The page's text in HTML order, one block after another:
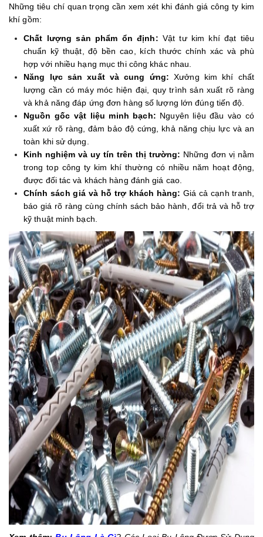
Những tiêu chí quan trọng cần xem xét khi đánh giá công ty kim
khí gồm:
Chất lượng sản phẩm ổn định: Vật tư kim khí đạt tiêu
chuẩn kỹ thuật, độ bền cao, kích thước chính xác và phù
hợp với nhiều hạng mục thi công khác nhau.
Năng lực sản xuất và cung ứng: Xưởng kim khí chất
lượng cần có máy móc hiện đại, quy trình sản xuất rõ ràng
và khả năng đáp ứng đơn hàng số lượng lớn đúng tiến độ.
Nguồn gốc vật liệu minh bạch: Nguyên liệu đầu vào có
xuất xứ rõ ràng, đảm bảo độ cứng, khả năng chịu lực và an
toàn khi sử dụng.
Kinh nghiệm và uy tín trên thị trường: Những đơn vị nằm
trong top công ty kim khí thường có nhiều năm hoạt động,
được đối tác và khách hàng đánh giá cao.
Chính sách giá và hỗ trợ khách hàng:Giá cả cạnh tranh,
báo giá rõ ràng cùng chính sách bảo hành, đổi trả và hỗ trợ
kỹ thuật minh bạch.